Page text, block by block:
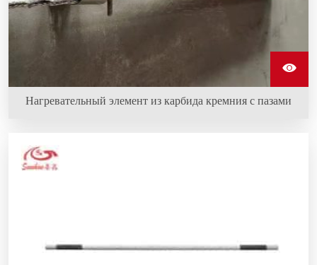
Нагревательный элемент из карбида кремния с пазами
кремния способны выдерживать работу в суровых